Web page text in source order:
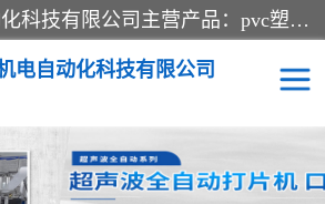
常州联宇机电自动化科技有限公司主营产品：pvc塑料焊机、高频热合机、软膜天花压边机、服装布料凹凸压花机、布料3d压印设备、服装植胶设备、超声波布料花边机、无纺布热合机、全自动压花机。
电自动化科技有限公司
模具 超声波热合机